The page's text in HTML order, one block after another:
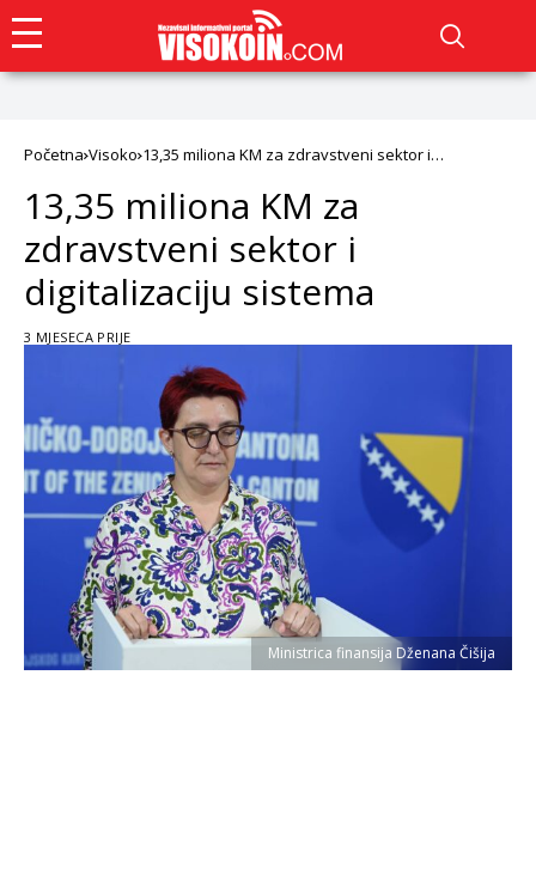
Početna Visoko 13,35 miliona KM za zdravstveni sektor i
13,35 miliona KM za
zdravstveni sektor i
digitalizaciju sistema
3 MJESECA PRIJE
Ministrica finansija Dženana Čišija